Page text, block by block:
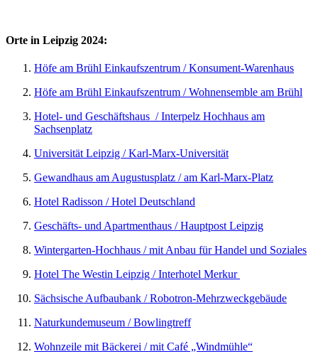
Orte in Leipzig 2024:
Höfe am Brühl Einkaufszentrum / Konsument-Warenhaus
Höfe am Brühl Einkaufszentrum / Wohnensemble am Brühl
Hotel- und Geschäftshaus / Interpelz Hochhaus am
Sachsenplatz
Universität Leipzig / Karl-Marx-Universität
Gewandhaus am Augustusplatz / am Karl-Marx-Platz
Hotel Radisson / Hotel Deutschland
Geschäfts- und Apartmenthaus / Hauptpost Leipzig
Wintergarten-Hochhaus / mit Anbau für Handel und Soziales
Hotel The Westin Leipzig / Interhotel Merkur
Sächsische Aufbaubank / Robotron-Mehrzweckgebäude
Naturkundemuseum / Bowlingtreff
Wohnzeile mit Bäckerei / mit Café „Windmühle“